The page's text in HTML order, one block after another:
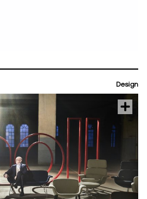
Design